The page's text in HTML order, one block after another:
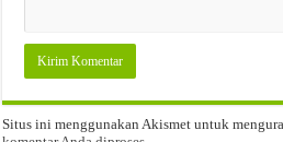
Situs ini menggunakan Akismet untuk